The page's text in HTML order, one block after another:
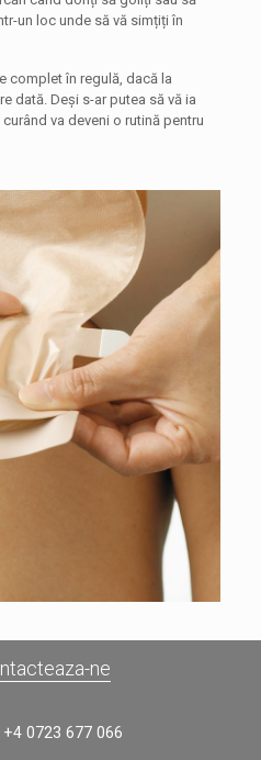
un loc unde să vă simțiți în
complet în regulă, dacă la
dată. Deși s-ar putea să vă ia
va deveni o rutină pentru
ne
+4 0723 677 066